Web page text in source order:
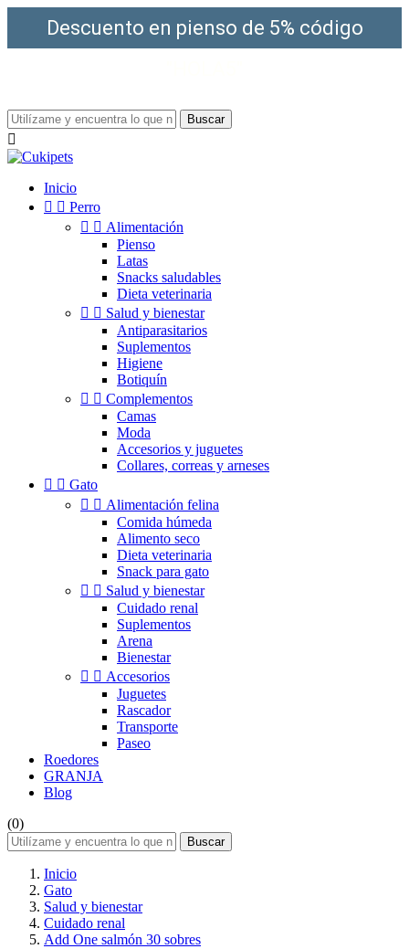
Descuento en pienso de 5% código
Buscar

Inicio
  Perro
  Alimentación
Pienso
Latas
Snacks saludables
Dieta veterinaria
  Salud y bienestar
Antiparasitarios
Suplementos
Higiene
Botiquín
  Complementos
Camas
Moda
Accesorios y juguetes
Collares, correas y arneses
  Gato
  Alimentación felina
Comida húmeda
Alimento seco
Dieta veterinaria
Snack para gato
  Salud y bienestar
Cuidado renal
Suplementos
Arena
Bienestar
  Accesorios
Juguetes
Rascador
Transporte
Paseo
Roedores
GRANJA
Blog
(0)
Buscar
Inicio
Gato
Salud y bienestar
Cuidado renal
Add One salmón 30 sobres